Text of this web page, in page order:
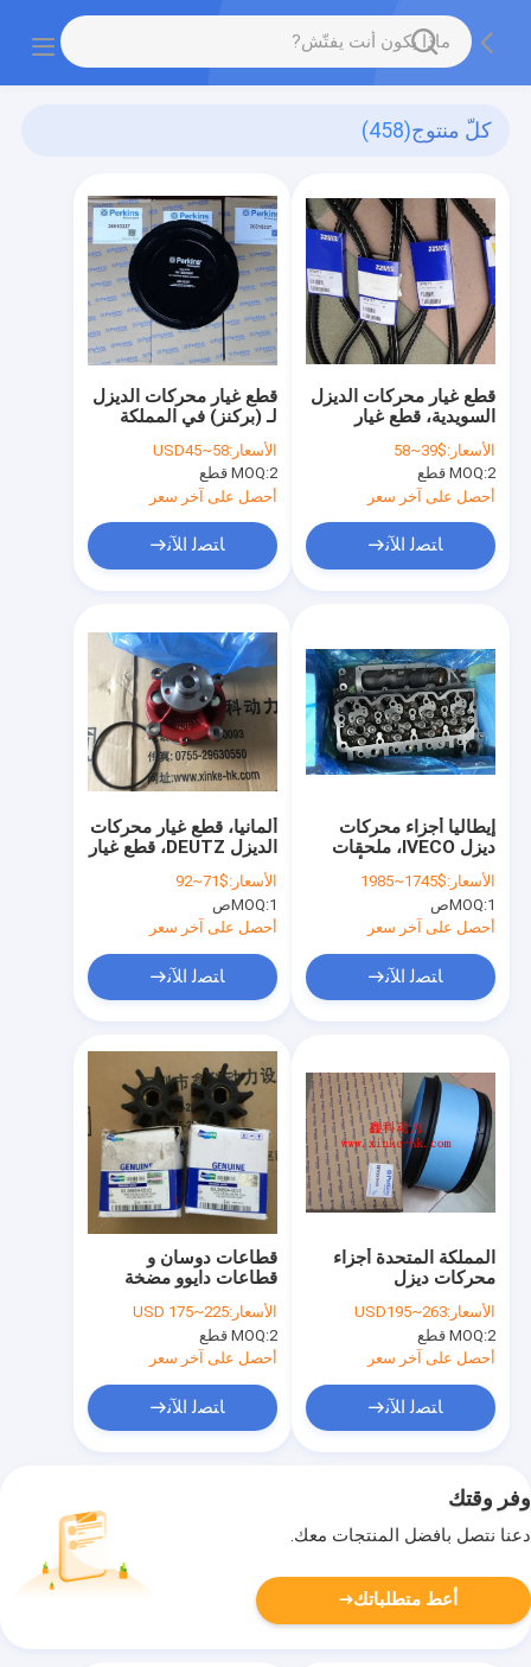
كلّ منتوج(458)
قطع غيار محركات الديزل
لـ (بركنز) في المملكة
المتحدة، فلاتر الهواء لـ
(بركنز)26510337,26510353،CH11217،26510289
الأسعار:USD45~58
MOQ:2 قطع
أحصل على آخر سعر
ﺎﺘﺼﻟ ﺍﻶﻧ
قطع غيار محركات الديزل
السويدية، قطع غيار
مولدات الديزل،
حزام20430376,978236,849049
الأسعار:$39~58
MOQ:2 قطع
أحصل على آخر سعر
ﺎﺘﺼﻟ ﺍﻶﻧ
ألمانيا، قطع غيار محركات
الديزل DEUTZ، قطع غيار
مولدات الديزل، مضخة
المياه لـ
Deutz،02937441
الأسعار:$71~92
MOQ:1ص
أحصل على آخر سعر
ﺎﺘﺼﻟ ﺍﻶﻧ
إيطاليا أجزاء محركات
ديزل IVECO، ملحقات
أسطوانة لشركة
IVECO،8099014,2831261
الأسعار:$1745~1985
MOQ:1ص
أحصل على آخر سعر
ﺎﺘﺼﻟ ﺍﻶﻧ
قطاعات دوسان و
قطاعات دايوو مضخة
0010،60068040010
الأسعار:USD 175~225
MOQ:2 قطع
أحصل على آخر سعر
ﺎﺘﺼﻟ ﺍﻶﻧ
المملكة المتحدة أجزاء
محركات ديزل
بيركنز،مرشحات الهواء
لبركنز،SEV551H/4،SEV551F/4،SEV551N
الأسعار:USD195~263
MOQ:2 قطع
أحصل على آخر سعر
ﺎﺘﺼﻟ ﺍﻶﻧ
وفر وقتك
دعنا نتصل بأفضل المنتجات معك.
أعط متطلباتك